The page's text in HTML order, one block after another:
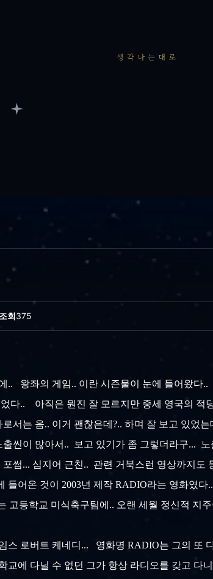
생각나는대로
조회375
.. 왕좌의 게임.. 이란 시즌물이 눈에 들어왔다
다.. 아직은 뭔진 잘 모르지만 중세 영국의 적
서는 음.. 이거 괜찮은데?.. 하며 잘 보고 있었는
씬이 많아서.. 보고 있기가 좀 그렇더라구...
썸... 심지어 근친.. 관련 거북스런 영상까지도
들어온 것이 2003년 제작 RADIO라는 영화였다..
고등학교 미식축구팀에.. 오랜 세월 정신적 지
스 로버트 케네디... 영화명 RADIO는 그의 또
교에 다닐 수 없던 그가 항상 라디오를 갖고 다